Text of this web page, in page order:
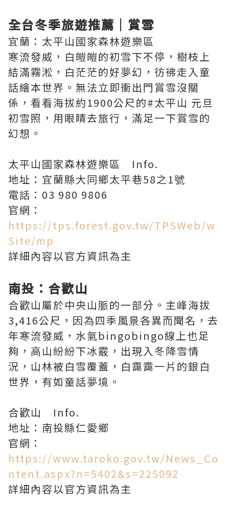
全台冬季旅遊推薦｜賞雪
宜蘭：太平山國家森林遊樂區
寒流發威，白皚皚的初雪下不停，樹枝上
結滿霧淞，白茫茫的好夢幻，彷彿走入童
話繪本世界。無法立即衝出門賞雪沒關
係，看看海拔約1900公尺的#太平山 元旦
初雪照，用眼睛去旅行，滿足一下賞雪的
幻想。
太平山國家森林遊樂區 Info.
地址：宜蘭縣大同鄉太平巷58之1號
電話：03 980 9806
官網：
https://tps.forest.gov.tw/TPSWeb/w
Site/mp
詳細內容以官方資訊為主
南投：合歡山
合歡山屬於中央山脈的一部分。主峰海拔
3,416公尺，因為四季風景各異而聞名，去
年寒流發威，水氣bingobingo線上也足
夠，高山紛紛下冰霰，出現入冬降雪情
況，山林被白雪覆蓋，白靄靄一片的銀白
世界，有如童話夢境。
合歡山 Info.
地址：南投縣仁愛鄉
官網：
https://www.taroko.gov.tw/News_Co
ntent.aspx?n=5402&s=225092
詳細內容以官方資訊為主